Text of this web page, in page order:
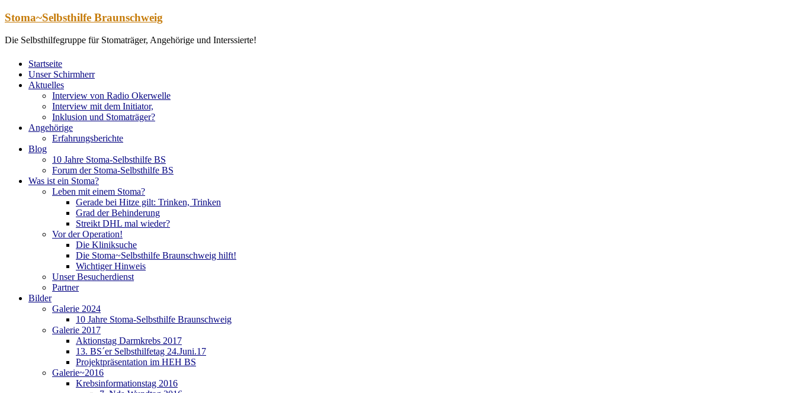
Zum
springen
Stoma~Selbsthilfe Braunschweig
Die Selbsthilfegruppe für Stomaträger, Angehörige und Interssierte!
Startseite
Unser Schirmherr
Aktuelles
Interview von Radio Okerwelle
Interview mit dem Initiator,
Inklusion und Stomaträger?
Angehörige
Erfahrungsberichte
Blog
10 Jahre Stoma-Selbsthilfe BS
Forum der Stoma-Selbsthilfe BS
Was ist ein Stoma?
Leben mit einem Stoma?
Gerade bei Hitze gilt: Trinken, Trinken
Grad der Behinderung
Streikt DHL mal wieder?
Vor der Operation!
Die Kliniksuche
Die Stoma~Selbsthilfe Braunschweig hilft!
Wichtiger Hinweis
Unser Besucherdienst
Partner
Bilder
Galerie 2024
10 Jahre Stoma-Selbsthilfe Braunschweig
Galerie 2017
Aktionstag Darmkrebs 2017
13. BS´er Selbsthilfetag 24.Juni.17
Projektpräsentation im HEH BS
Galerie~2016
Krebsinformationstag 2016